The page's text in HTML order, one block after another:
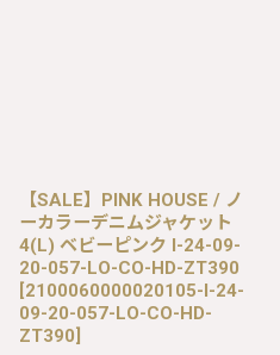
【SALE】PINK HOUSE / ノ
ーカラーデニムジャケット
4(L) ベビーピンク I-24-09-
20-057-LO-CO-HD-ZT390
[2100060000020105-I-24-
09-20-057-LO-CO-HD-
ZT390]